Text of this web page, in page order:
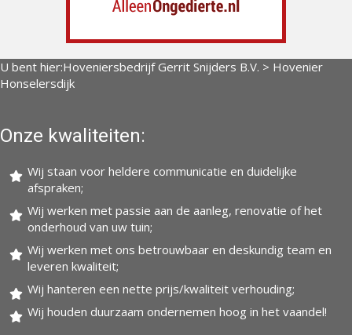
U bent hier:Hoveniersbedrijf Gerrit Snijders B.V. > Hovenier
Honselersdijk
Onze kwaliteiten:
Wij staan voor heldere communicatie en duidelijke
afspraken;
Wij werken met passie aan de aanleg, renovatie of het
onderhoud van uw tuin;
Wij werken met ons betrouwbaar en deskundig team en
leveren kwaliteit;
Wij hanteren een nette prijs/kwaliteit verhouding;
Wij houden duurzaam ondernemen hoog in het vaandel!